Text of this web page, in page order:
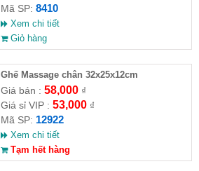
Mã SP: 8410
Xem chi tiết
Giỏ hàng
Ghế Massage chân 32x25x12cm
Giá bán : 58,000₫
Giá sỉ VIP : 53,000₫
Mã SP: 12922
Xem chi tiết
Tạm hết hàng